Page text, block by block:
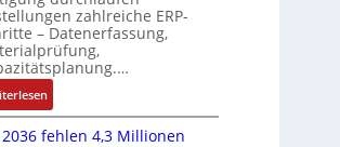
t
a
u
f
n
a
h
C
N
C
-
y
s
ä
f
t
s
f
ü
h
e
s
:
Q
2
-
E
r
t
r
i
e
b
s
zahlreiche ERP-
– Datenerfassung,
:
K
I
2036 fehlen 4,3 Millionen